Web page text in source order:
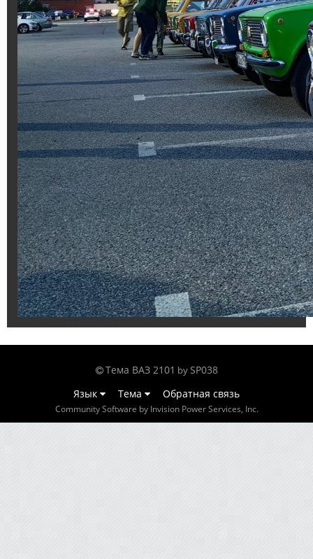
Тема ВАЗ 2101 by SP038
Язык
Тема Обратная связь
Community Software by Invision Power Services, Inc.